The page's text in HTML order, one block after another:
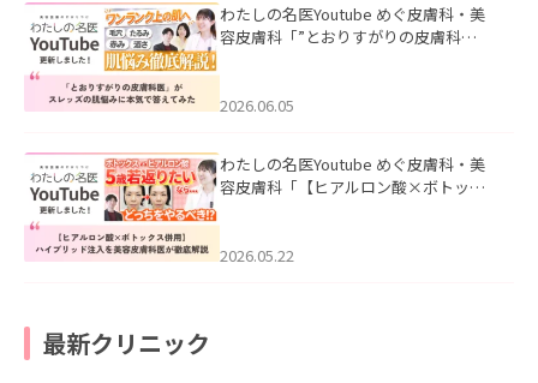
わたしの名医Youtube めぐ皮膚科・美
容皮膚科「”とおりすがりの皮膚科
2026.06.05
わたしの名医Youtube めぐ皮膚科・美
容皮膚科「【ヒアルロン酸×ボトック
た。
2026.05.22
最新クリニック